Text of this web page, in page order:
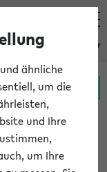
eKVV
Portal
ähnliche
um die
und Ihre
um Ihre